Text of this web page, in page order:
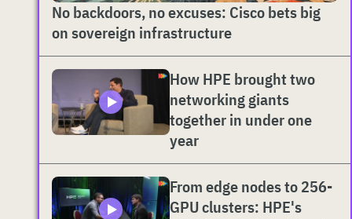
No backdoors, no excuses: Cisco bets big
on sovereign infrastructure
How HPE brought two
networking giants
together in under one
year
From edge nodes to 256-
GPU clusters: HPE's